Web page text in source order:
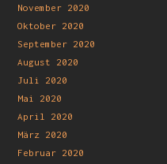
November 2020
Oktober 2020
September 2020
August 2020
Juli 2020
Mai 2020
April 2020
März 2020
Februar 2020